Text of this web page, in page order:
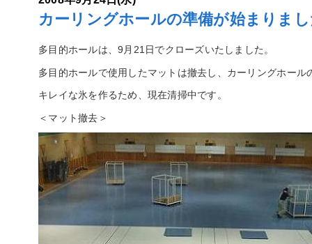
カーリングホールの準備が始まりま
多目的ホールは、9月21日でクローズいたしました。
多目的ホールで使用したマットは撤去し、カーリングホール
キレイな氷を作るため、現在清掃中です。
＜マット撤去＞